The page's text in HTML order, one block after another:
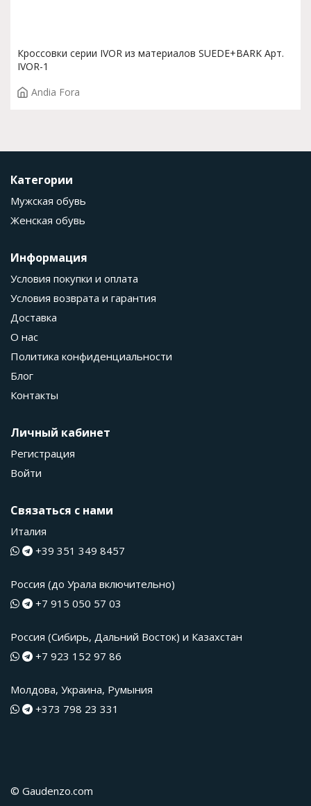
Кроссовки серии IVOR из материалов SUEDE+BARK Арт.
IVOR-1
Andia Fora
Категории
Мужская обувь
Женская обувь
Информация
Условия покупки и оплата
Условия возврата и гарантия
Доставка
О нас
Политика конфиденциальности
Блог
Контакты
Личный кабинет
Регистрация
Войти
Связаться с нами
Италия
+39 351 349 8457
Россия (до Урала включительно)
+7 915 050 57 03
Россия (Сибирь, Дальний Восток) и Казахстан
+7 923 152 97 86
Молдова, Украина, Румыния
+373 798 23 331
© Gaudenzo.com